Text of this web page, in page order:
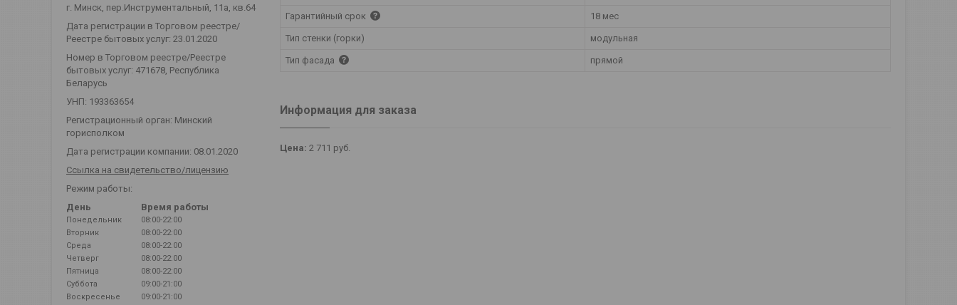
Гарантийный срок 18 мес
Тип стенки (горки) модульная
Тип фасада прямой
Информация для заказа
Цена: 2 711 руб.
г. Минск, пер.Инструментальный, 11а, кв.64
Дата регистрации в Торговом реестре/
Реестре бытовых услуг: 23.01.2020
Номер в Торговом реестре/Реестре
бытовых услуг: 471678, Республика
Беларусь
УНП: 193363654
Регистрационный орган: Минский
горисполком
Дата регистрации компании: 08.01.2020
Ссылка на свидетельство/лицензию
Режим работы:
День
Время работы
Понедельник
08:00-22:00
Вторник
08:00-22:00
Среда
08:00-22:00
Четверг
08:00-22:00
Пятница
08:00-22:00
Суббота
09:00-21:00
Воскресенье
09:00-21:00